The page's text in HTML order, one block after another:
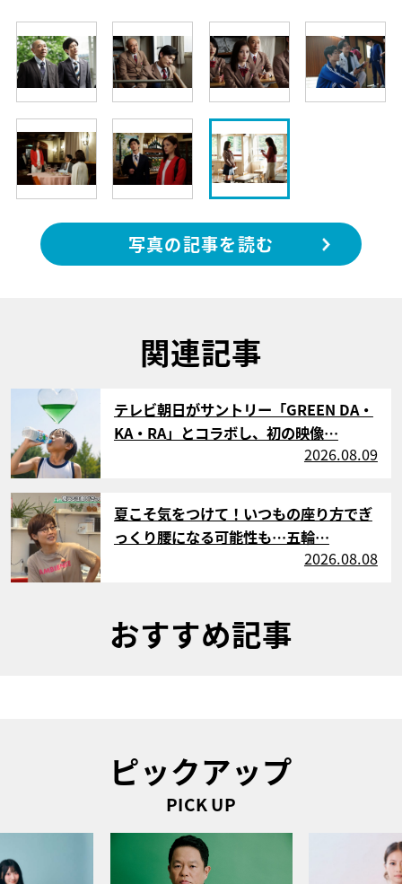
写真の記事を読む
関連記事
テレビ朝日がサントリー「GREEN DA・
KA・RA」とコラボし、初の映像…
2026.08.09
サムネイル
夏こそ気をつけて！いつもの座り方でぎ
っくり腰になる可能性も…五輪…
2026.08.08
おすすめ記事
ピックアップ
PICK UP